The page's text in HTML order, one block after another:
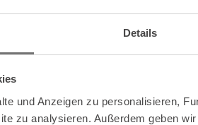
Details
und Anzeigen zu personalisieren,
zu analysieren. Außerdem geben